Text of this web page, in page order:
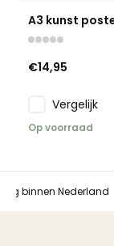
A3 kunst
€14,95
Vergelijk
Op voorraad
binnen Nederland